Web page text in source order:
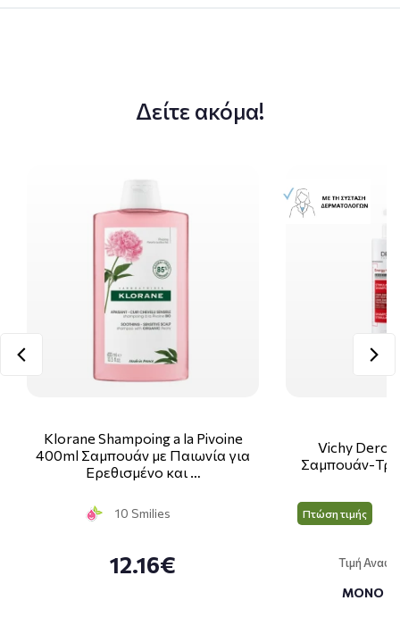
Δείτε ακόμα!
Klorane Shampoing a la Pivoine
400ml Σαμπουάν με Παιωνία για
Ερεθισμένο και …
10 Smilies
12.16€
Vichy
Σαμπουάν-
Πτώση τιμής
Τιμή
ΜΟΝΟ